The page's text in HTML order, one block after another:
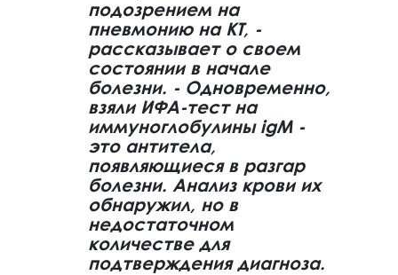
подозрением на
пневмонию на КТ, -
рассказывает о своем
состоянии в начале
болезни. - Одновременно,
взяли ИФА-тест на
иммуноглобулины igM -
это антитела,
появляющиеся в разгар
болезни. Анализ крови их
обнаружил, но в
недостаточном
количестве для
подтверждения диагноза.